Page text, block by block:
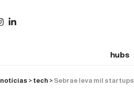
hubs
notícias > tech > Sebrae leva mil